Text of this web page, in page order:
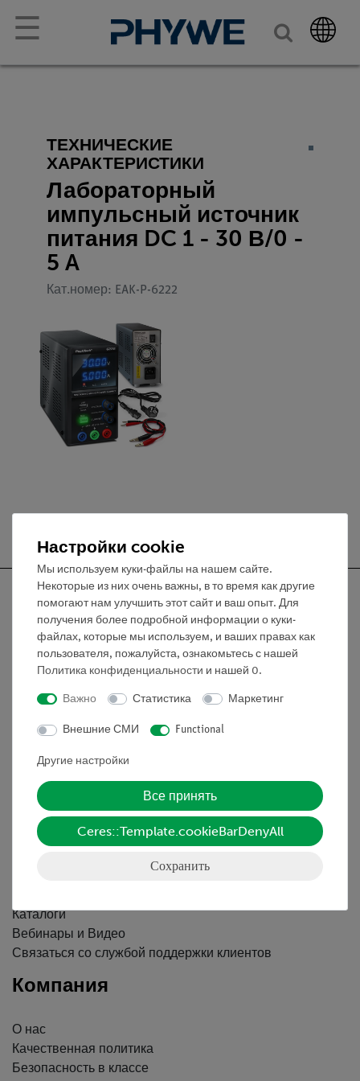
☰
ТЕХНИЧЕСКИЕ
ХАРАКТЕРИСТИКИ
Лабораторный
импульсный источник
питания DC 1 - 30 В/0 -
5 A
Кат.номер: EAK-P-6222
Nach oben
Информация
Условия сотрудничества
Декларация о конфиденциальности
Вводные данные
Обслуживание
Каталоги
Вебинары и Видео
Связаться со службой поддержки клиентов
Компания
О нас
Качественная политика
Безопасность в классе
Настройки cookie
Мы используем куки-файлы на нашем сайте.
Некоторые из них очень важны, в то время как другие
помогают нам улучшить этот сайт и ваш опыт. Для
получения более подробной информации о куки-
файлах, которые мы используем, и ваших правах как
пользователя, пожалуйста, ознакомьтесь с нашей
Политика конфиденциальности и нашей 0.
Важно Статистика Маркетинг
Внешние СМИ Functional
Другие настройки
Все принять
Ceres::Template.cookieBarDenyAll
Сохранить